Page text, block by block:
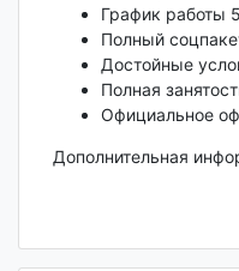
График работы
Полный
Достойные
Полная
Официальное
Дополнительная